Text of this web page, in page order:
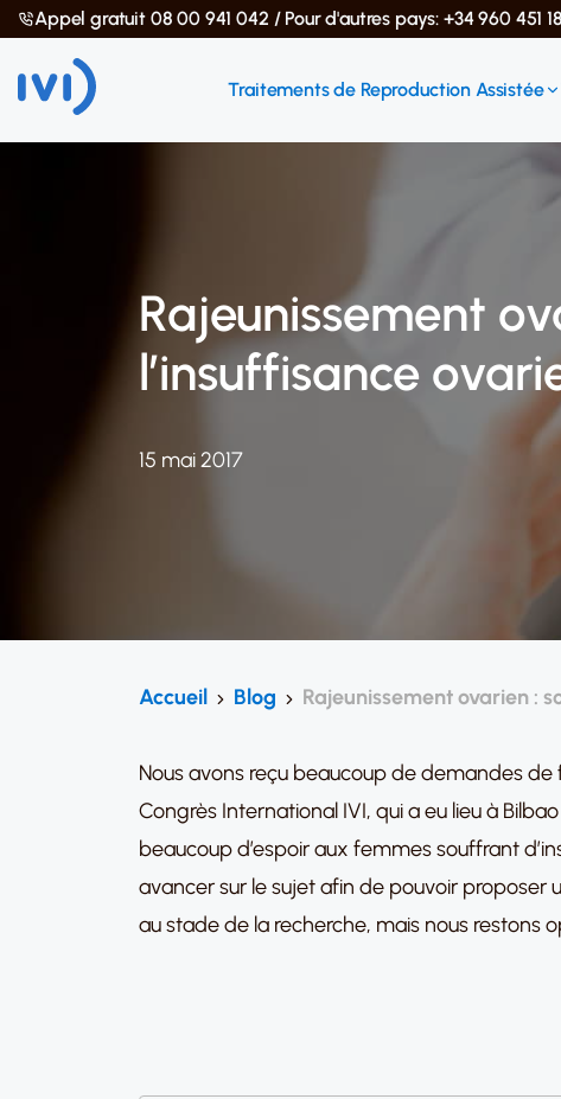
Appel gratuit 08 00 941 042 / Pour d'autres pays: +34 960 451
Traitements de Reproduction Assistée
Rajeunissement
l’insuffisance
15 mai 2017
Accueil Blog Rajeunissement ovarien :
Nous avons reçu beaucoup de demandes
Congrès International IVI, qui a eu lieu à
beaucoup d’espoir aux femmes souffrant
avancer sur le sujet afin de pouvoir proposer
au stade de la recherche, mais nous restons